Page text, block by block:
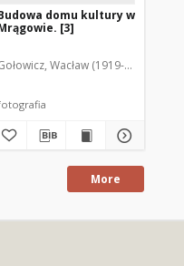
domu kultury w
[3]
Wacław (1919-1983). Fot.
More